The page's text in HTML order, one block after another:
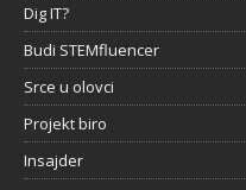
Dig IT?
Budi STEMfluencer
Srce u olovci
Projekt biro
Insajder